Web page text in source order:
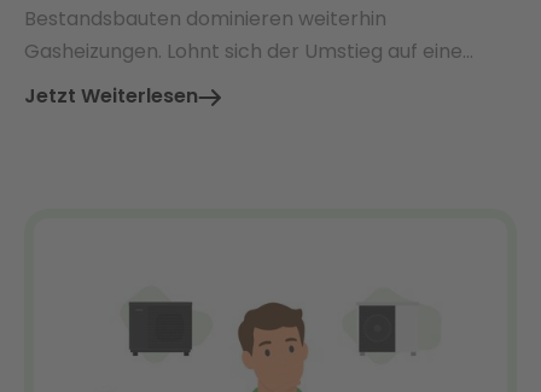
Bestandsbauten dominieren weiterhin
Gasheizungen. Lohnt sich der Umstieg auf eine
Wärmepumpe – und welche Vorteile bieten beide
Jetzt Weiterlesen